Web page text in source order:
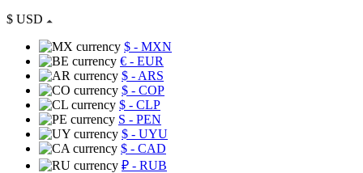
$ USD
$ - MXN
€ - EUR
$ - ARS
$ - COP
$ - CLP
S - PEN
$ - UYU
$ - CAD
₽ - RUB